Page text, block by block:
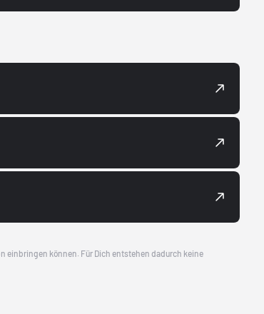
einbringen können. Für Dich entstehen dadurch keine